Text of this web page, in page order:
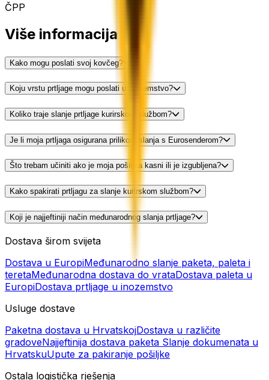
ČPP
Više informacija
Kako mogu poslati svoj kovčeg?
Koju vrstu prtljage mogu poslati u inozemstvo?
Koliko traje slanje prtljage kurirskom službom?
Je li moja prtljaga osigurana prilikom slanja s Eurosenderom?
Što trebam učiniti ako je moja pošiljka kasni ili je izgubljena?
Kako spakirati prtljagu za slanje kurirskom službom?
Koji je najjeftiniji način međunarodnog slanja prtljage?
Dostava širom svijeta
Dostava u EuropiMeđunarodno slanje paketa, paleta i
teretaMeđunarodna dostava do vrataDostava paleta u
EuropiDostava prtljage u inozemstvo
Usluge dostave
Paketna dostava u HrvatskojDostava u različite
gradoveNajjeftinija dostava paketa Slanje dokumenata u
HrvatskuUpute za pakiranje pošiljke
Ostala logistička rješenja